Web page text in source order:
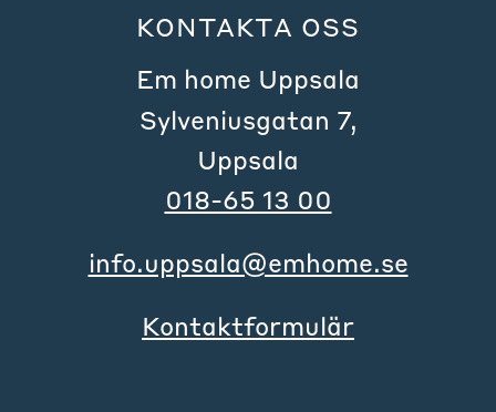
KONTAKTA OSS
Em home Uppsala
Sylveniusgatan 7,
Uppsala
018-65 13 00
info.uppsala@emhome.se
Kontaktformulär